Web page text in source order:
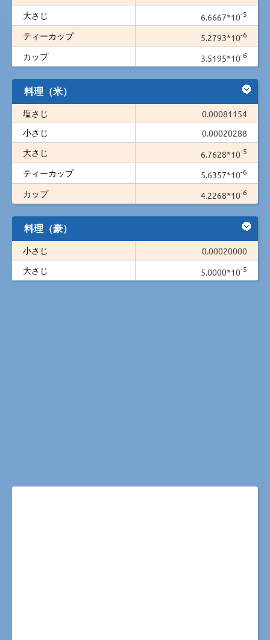
大さじ
6.6667*10-5
ティーカップ 5.2793*10-6
カップ 3.5195*10-6
料理（米）
塩さじ
0.00081154
小さじ
0.00020288
大さじ
6.7628*10-5
ティーカップ 5.6357*10-6
カップ 4.2268*10-6
料理（豪）
小さじ
0.00020000
大さじ
5.0000*10-5